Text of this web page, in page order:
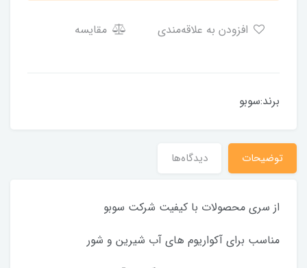
مقایسه
​​​​برند:سوبو
توضیحات دیدگاه‌ها
از سری محصولات با کیفیت شرکت سوبو
مناسب برای آکواریوم های آب شیرین و شور